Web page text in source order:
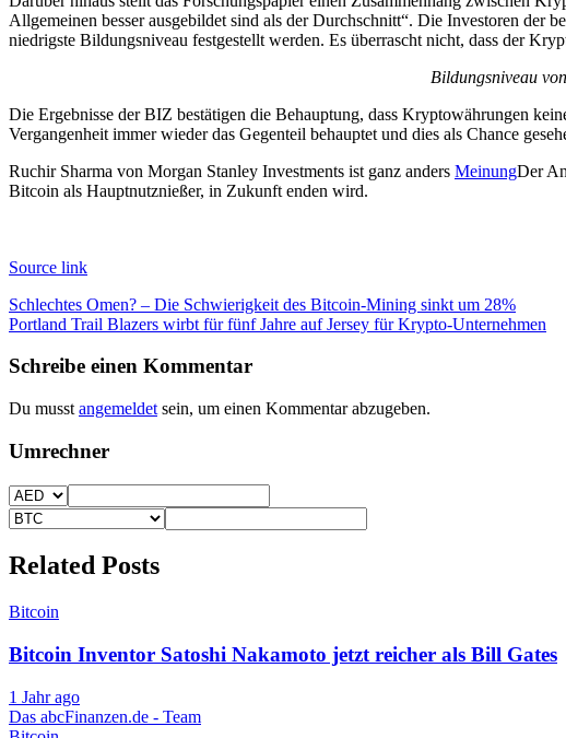
Allgemeinen besser ausgebildet sind als der Durchschnitt“. Die Investoren der
niedrigste Bildungsniveau festgestellt werden. Es überrascht nicht, dass der
Bildungsniveau
Die Ergebnisse der BIZ bestätigen die Behauptung, dass Kryptowährungen
Vergangenheit immer wieder das Gegenteil behauptet und dies als Chance
Ruchir Sharma von Morgan Stanley Investments ist ganz anders MeinungDer
Bitcoin als Hauptnutznießer, in Zukunft enden wird.
Source link
Beitragsnavigation
Schlechtes Omen? – Die Schwierigkeit des Bitcoin-Mining sinkt um 28%
Portland Trail Blazers wirbt für fünf Jahre auf Jersey für Krypto-Unternehmen
Schreibe einen Kommentar
Du musst angemeldet sein, um einen Kommentar abzugeben.
Umrechner
Related Posts
Bitcoin
Bitcoin Inventor Satoshi Nakamoto jetzt reicher als Bill Gates
1 Jahr ago
Das abcFinanzen.de - Team